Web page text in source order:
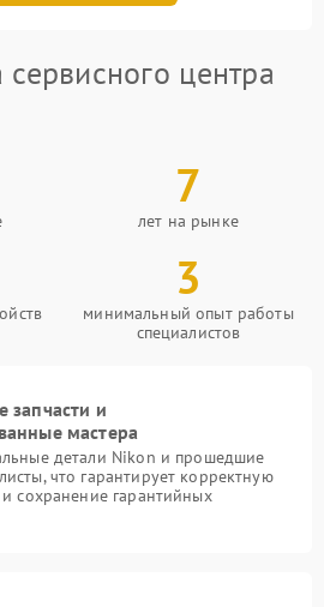
центра
7
лет на рынке
3
минимальный опыт работы
специалистов
запчасти и
мастера
детали Nikon и прошедшие
что гарантирует корректную
сохранение гарантийных